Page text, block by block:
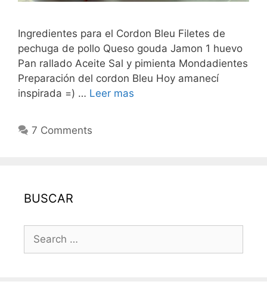
Ingredientes para el Cordon Bleu Filetes de
pechuga de pollo Queso gouda Jamon 1 huevo
Pan rallado Aceite Sal y pimienta Mondadientes
Preparación del cordon Bleu Hoy amanecí
inspirada =) … Leer mas
7 Comments
BUSCAR
for: